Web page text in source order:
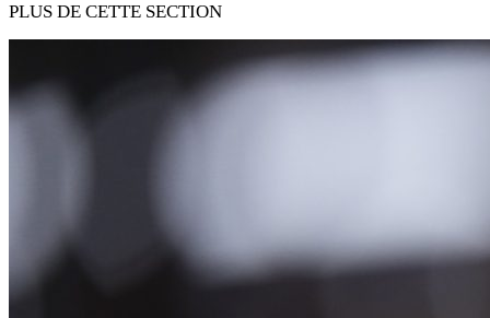
PLUS DE CETTE SECTION